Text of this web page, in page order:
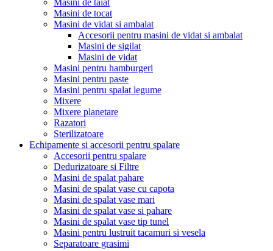
Masini de taiat
Masini de tocat
Masini de vidat si ambalat
Accesorii pentru masini de vidat si ambalat
Masini de sigilat
Masini de vidat
Masini pentru hamburgeri
Masini pentru paste
Masini pentru spalat legume
Mixere
Mixere planetare
Razatori
Sterilizatoare
Echipamente si accesorii pentru spalare
Accesorii pentru spalare
Dedurizatoare si Filtre
Masini de spalat pahare
Masini de spalat vase cu capota
Masini de spalat vase mari
Masini de spalat vase si pahare
Masini de spalat vase tip tunel
Masini pentru lustruit tacamuri si vesela
Separatoare grasimi